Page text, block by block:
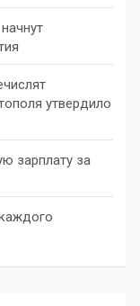
утвердило
зарплату за